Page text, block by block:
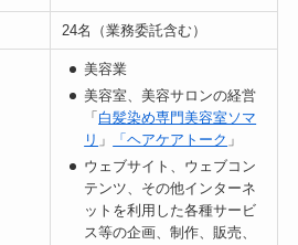
24名（業務委託含む）
美容業
美容室、美容サロンの経営
「 白髪染め専門美容室ソマ
リ 」 「ヘアケアトーク 」
ウェブサイト、ウェブコン
テンツ、その他インターネ
ットを利用した各種サービ
ス等の企画、制作、販売、